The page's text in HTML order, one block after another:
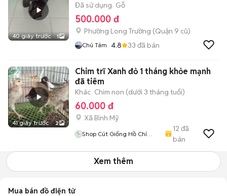
40 giây trước 1
Đã sử dụng Gỗ
500.000 đ
Phường Long Trường (Quận 9 cũ)
Chú Tám 4.8 33 đã bán
41 giây trước 2
Chim trĩ Xanh đỏ 1 tháng khỏe mạnh
đã tiêm
Khác Chim non (dưới 3 tháng tuổi)
60.000 đ
Xã Bình Mỹ
Shop Cút Giống Hồ Chí
12 đã
bán
Xem thêm
Mua bán đồ điện tử